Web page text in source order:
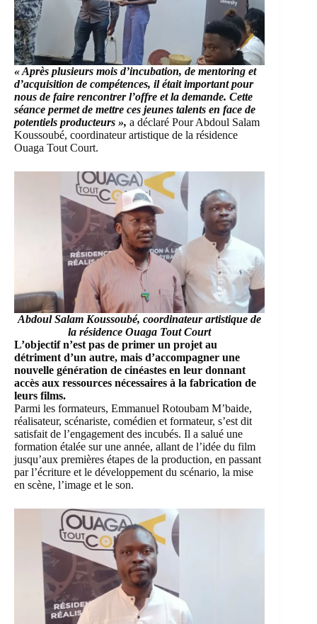
« Après plusieurs mois d’incubation, de mentoring et
d’acquisition de compétences, il était important pour
nous de faire rencontrer l’offre et la demande. Cette
séance permet de mettre ces jeunes talents en face de
potentiels producteurs », a déclaré Pour Abdoul Salam
Koussoubé, coordinateur artistique de la résidence
Ouaga Tout Court.
Abdoul Salam Koussoubé, coordinateur artistique de
la résidence Ouaga Tout Court
L’objectif n’est pas de primer un projet au
détriment d’un autre, mais d’accompagner une
nouvelle génération de cinéastes en leur donnant
accès aux ressources nécessaires à la fabrication de
leurs films.
Parmi les formateurs, Emmanuel Rotoubam M’baide,
réalisateur, scénariste, comédien et formateur, s’est dit
satisfait de l’engagement des incubés. Il a salué une
formation étalée sur une année, allant de l’idée du film
jusqu’aux premières étapes de la production, en passant
par l’écriture et le développement du scénario, la mise
en scène, l’image et le son.